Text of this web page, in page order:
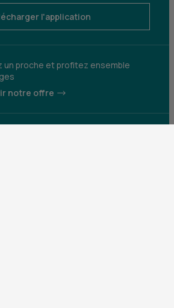
l'application
un proche et profitez ensemble
notre offre